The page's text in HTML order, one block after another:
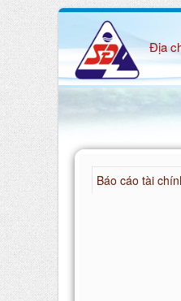
Địa
Báo cáo tài